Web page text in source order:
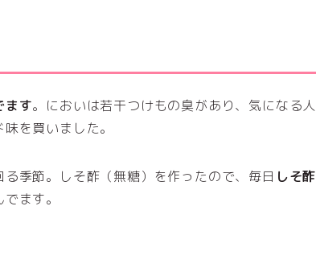
ます。においは若干つけもの臭があり、気になる人
を買いました。
季節。しそ酢（無糖）を作ったので、毎日 しそ酢
ます。